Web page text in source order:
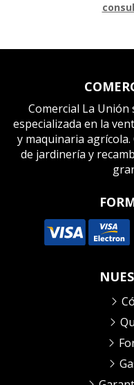
Comercial La
especializada en la
y maquinaria
de jardinería y